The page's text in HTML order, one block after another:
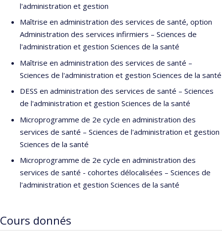
associées au partenariat public-privé dans la gestion des projets
de transformations.
Ces travaux ont fait l’objet de nombreuses publications et
communications tant universitaires que professionnelles, sur la
scène locale et internationale. Elle est aussi membre du Conseil
du médicament depuis sa création.
l'administration et gestion
Maîtrise en administration des services de santé, option
Administration des services infirmiers – Sciences de
l'administration et gestion Sciences de la santé
Maîtrise en administration des services de santé –
Sciences de l'administration et gestion Sciences de la santé
DESS en administration des services de santé – Sciences
de l'administration et gestion Sciences de la santé
Microprogramme de 2e cycle en administration des
services de santé – Sciences de l'administration et gestion
Sciences de la santé
Microprogramme de 2e cycle en administration des
services de santé - cohortes délocalisées – Sciences de
l'administration et gestion Sciences de la santé
Cours donnés